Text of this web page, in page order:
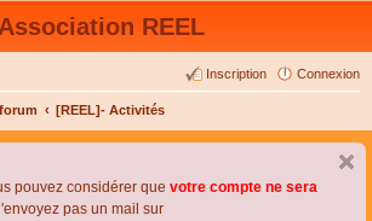
Association REEL
Connexion
Inscription
[REEL]- Activités
pouvez considérer que votre compte ne sera
pas un mail sur